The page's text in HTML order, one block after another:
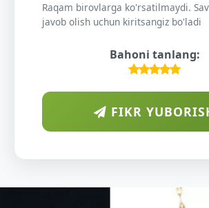
Raqam birovlarga ko'rsatilmaydi.
javob olish uchun kiritsangiz bo'ladi
Bahoni tanlang:
FIKR